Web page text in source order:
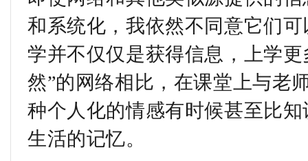
和系统化，我依然不同意它们
学并不仅仅是获得信息，上学
然”的网络相比，在课堂上与老
种个人化的情感有时候甚至比
生活的记忆。